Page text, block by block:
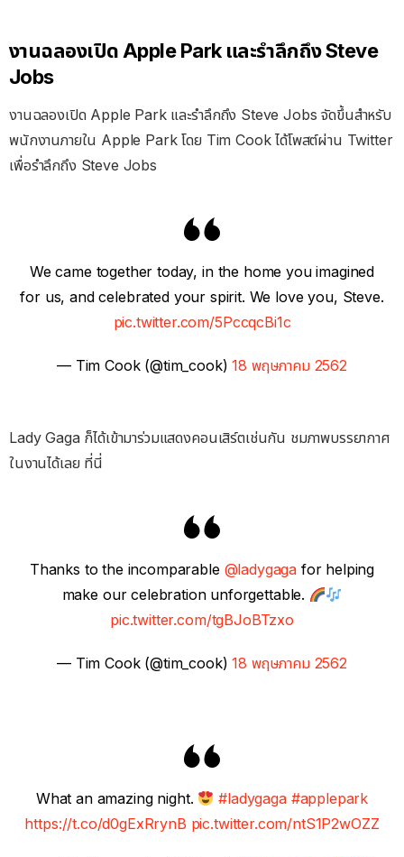
งานฉลองเปิด Apple Park และรำลึกถึง Steve
Jobs
งานฉลองเปิด Apple Park และรำลึกถึง Steve Jobs จัดขึ้นสำหรับ
พนักงานภายใน Apple Park โดย Tim Cook ได้โพสต์ผ่าน Twitter
เพื่อรำลึกถึง Steve Jobs
We came together today, in the home you imagined
for us, and celebrated your spirit. We love you, Steve.
pic.twitter.com/5PccqcBi1c
— Tim Cook (@tim_cook)18 พฤษภาคม 2562
Lady Gaga ก็ได้เข้ามาร่วมแสดงคอนเสิร์ตเช่นกัน ชมภาพบรรยากาศ
ในงานได้เลย ที่นี่
Thanks to the incomparable @ladygaga for helping
make our celebration unforgettable.
pic.twitter.com/tgBJoBTzxo
— Tim Cook (@tim_cook)18 พฤษภาคม 2562
What an amazing night. #ladygaga #applepark
https://t.co/d0gExRrynB pic.twitter.com/ntS1P2wOZZ